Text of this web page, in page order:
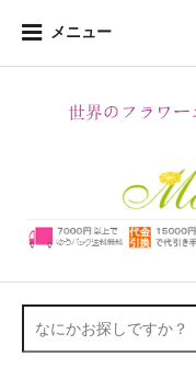
メニュー